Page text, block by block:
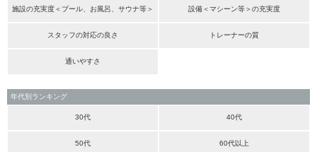
施設の充実度＜プール、お風呂、サウナ等＞ 設備＜マシーン等＞の充実度
スタッフの対応の良さ トレーナーの質
通いやすさ
年代別ランキング
30代 40代
50代 60代以上